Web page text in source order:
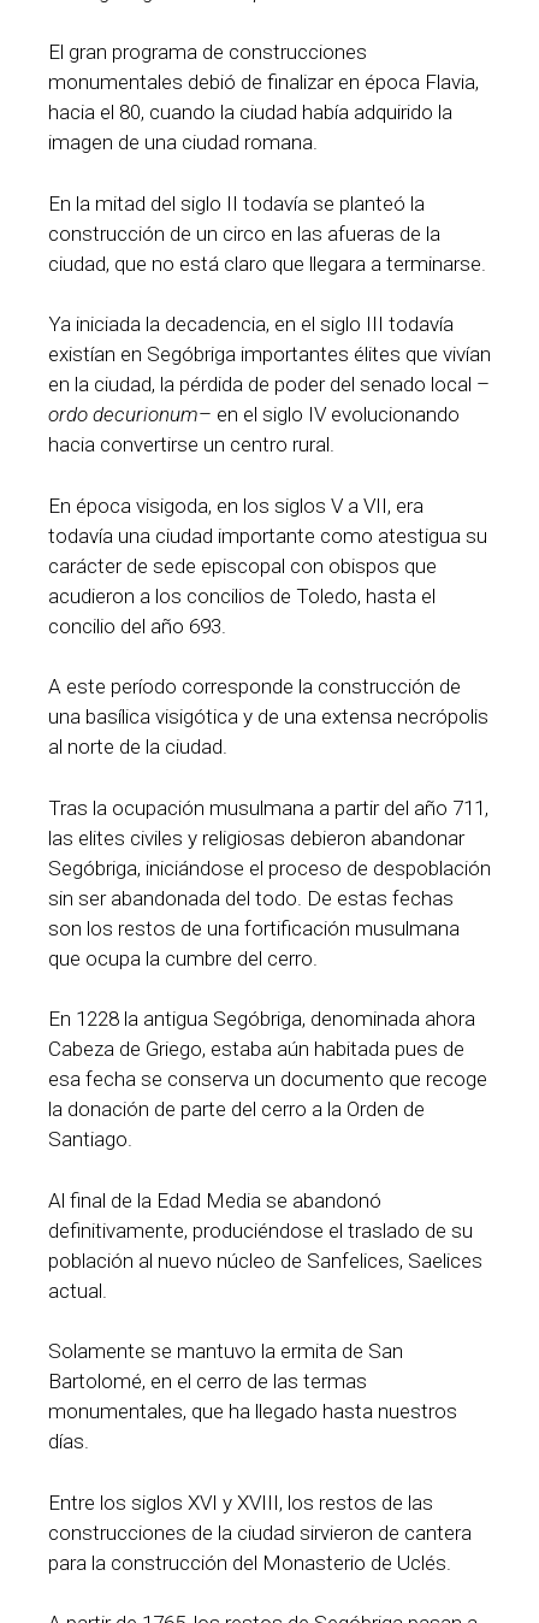
El gran programa de construcciones
monumentales debió de finalizar en época Flavia,
hacia el 80, cuando la ciudad había adquirido la
imagen de una ciudad romana.
En la mitad del siglo II todavía se planteó la
construcción de un circo en las afueras de la
ciudad, que no está claro que llegara a terminarse.
Ya iniciada la decadencia, en el siglo III todavía
existían en Segóbriga importantes élites que vivían
en la ciudad, la pérdida de poder del senado local –
ordo decurionum– en el siglo IV evolucionando
hacia convertirse un centro rural.
En época visigoda, en los siglos V a VII, era
todavía una ciudad importante como atestigua su
carácter de sede episcopal con obispos que
acudieron a los concilios de Toledo, hasta el
concilio del año 693.
A este período corresponde la construcción de
una basílica visigótica y de una extensa necrópolis
al norte de la ciudad.
Tras la ocupación musulmana a partir del año 711,
las elites civiles y religiosas debieron abandonar
Segóbriga, iniciándose el proceso de despoblación
sin ser abandonada del todo. De estas fechas
son los restos de una fortificación musulmana
que ocupa la cumbre del cerro.
En 1228 la antigua Segóbriga, denominada ahora
Cabeza de Griego, estaba aún habitada pues de
esa fecha se conserva un documento que recoge
la donación de parte del cerro a la Orden de
Santiago.
Al final de la Edad Media se abandonó
definitivamente, produciéndose el traslado de su
población al nuevo núcleo de Sanfelices, Saelices
actual.
Solamente se mantuvo la ermita de San
Bartolomé, en el cerro de las termas
monumentales, que ha llegado hasta nuestros
días.
Entre los siglos XVI y XVIII, los restos de las
construcciones de la ciudad sirvieron de cantera
para la construcción del Monasterio de Uclés.